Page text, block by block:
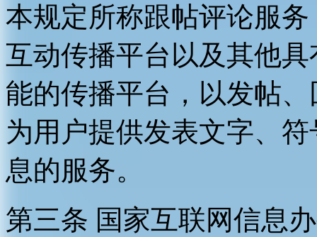
本规定所称跟帖评论服
互动传播平台以及其他
能的传播平台，以发帖
为用户提供发表文字、
息的服务。
第三条 国家互联网信息